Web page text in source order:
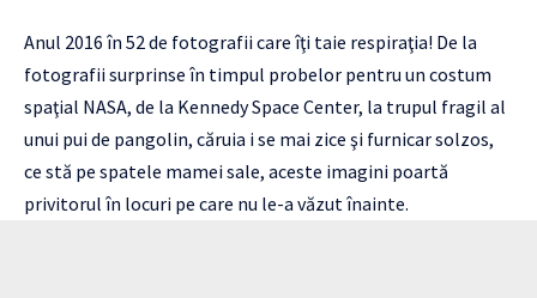
Anul 2016 în 52 de fotografii care îţi taie respiraţia! De la
fotografii surprinse în timpul probelor pentru un costum
spaţial NASA, de la Kennedy Space Center, la trupul fragil al
unui pui de pangolin, căruia i se mai zice şi furnicar solzos,
ce stă pe spatele mamei sale, aceste imagini poartă
privitorul în locuri pe care nu le-a văzut înainte.